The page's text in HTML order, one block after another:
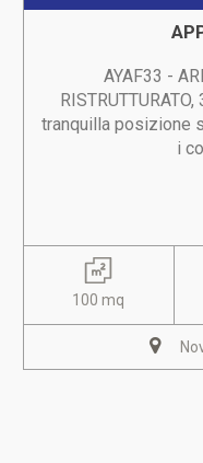
AYAF33 -
tranquilla posizione
i
100 mq